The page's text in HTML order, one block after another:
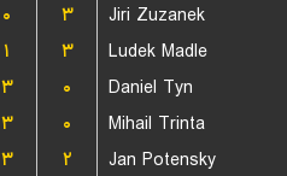
۰ ۳ Jiri Zuzanek
۱ ۳ Ludek Madle
۳ ۰ Daniel Tyn
۳ ۰ Mihail Trinta
۳ ۲ Jan Potensky